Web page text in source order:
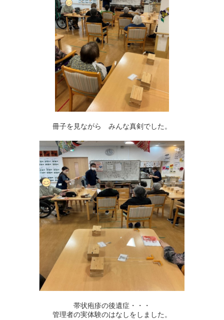
冊子を見ながら みんな真剣でした。
帯状疱疹の後遺症・・・
管理者の実体験のはなしをしました。